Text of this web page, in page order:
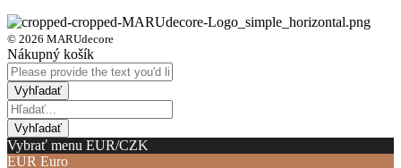
© 2026 MARUdecore
Nákupný košík
Vybrať menu EUR/CZK
EUR Euro